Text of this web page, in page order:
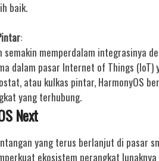
baik.
:
semakin memperdalam integrasinya
dalam pasar Internet of Things (IoT)
atau kulkas pintar, HarmonyOS
yang terhubung.
Next
yang terus berlanjut di pasar
ekosistem perangkat